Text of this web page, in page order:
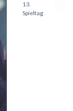
13.
Spieltag